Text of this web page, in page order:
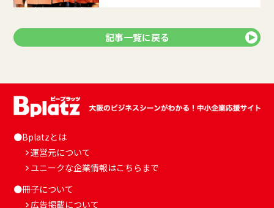
記事一覧に戻る
●Bplatzとは
運営元について
ユニークな企業情報はこちらまで
●冊子について
広告掲載について